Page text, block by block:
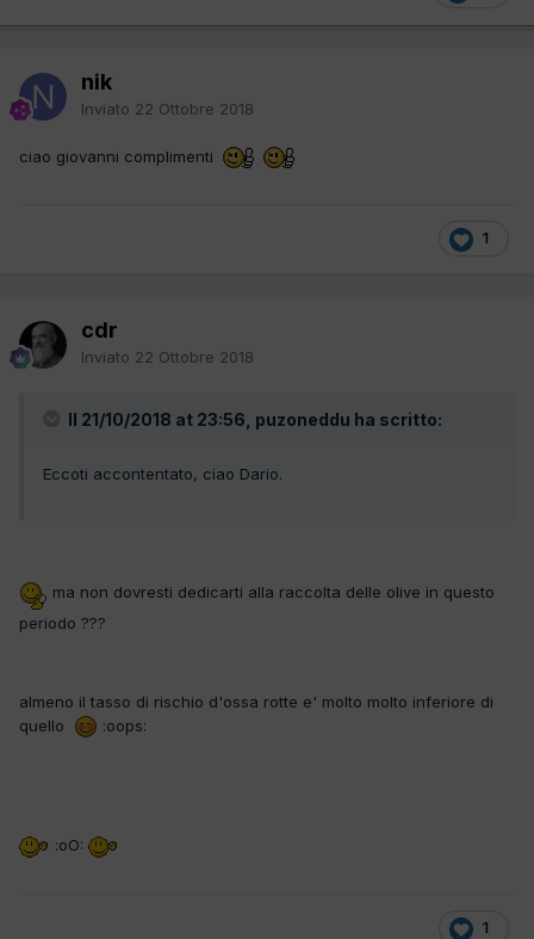
nik
Inviato 22 Ottobre 2018
ciao giovanni complimenti
1
cdr
Inviato 22 Ottobre 2018
Il 21/10/2018 at 23:56, puzoneddu ha scritto:
Eccoti accontentato, ciao Dario.
ma non dovresti dedicarti alla raccolta delle olive in questo
periodo ???
almeno il tasso di rischio d'ossa rotte e' molto molto inferiore di
quello
:oops:
:oO:
1